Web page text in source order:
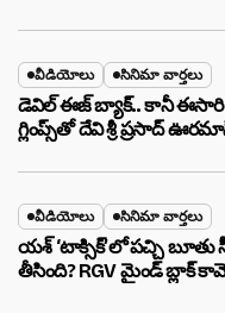
వీడియోలు సినిమా వార్తలు
డెవిల్ ఈజ్ బ్యాక్.. కానీ ఈసారి
గ్లింప్స్‌తో దేవి శ్రీ ప్రసాద్
వీడియోలు సినిమా వార్తలు
యశ్ ‘టాక్సిక్’లో పచ్చి బూతు
తీసింది? RGV మైండ్ బ్లాక్